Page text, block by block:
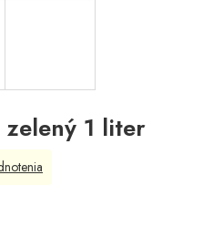
zelený 1 liter